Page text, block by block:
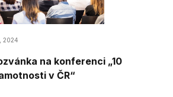
2024
na konferenci „10
v ČR“